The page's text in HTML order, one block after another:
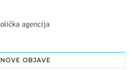
NOVE OBJAVE